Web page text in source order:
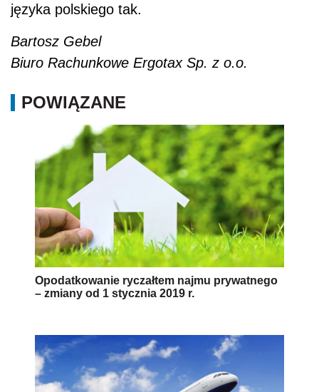
języka polskiego tak.
Bartosz Gebel
Biuro Rachunkowe Ergotax Sp. z o.o.
POWIĄZANE
Opodatkowanie ryczałtem najmu prywatnego
– zmiany od 1 stycznia 2019 r.